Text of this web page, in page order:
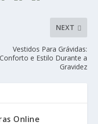
NEXT
Vestidos Para Grávidas:
Conforto e Estilo Durante a
Gravidez
Online